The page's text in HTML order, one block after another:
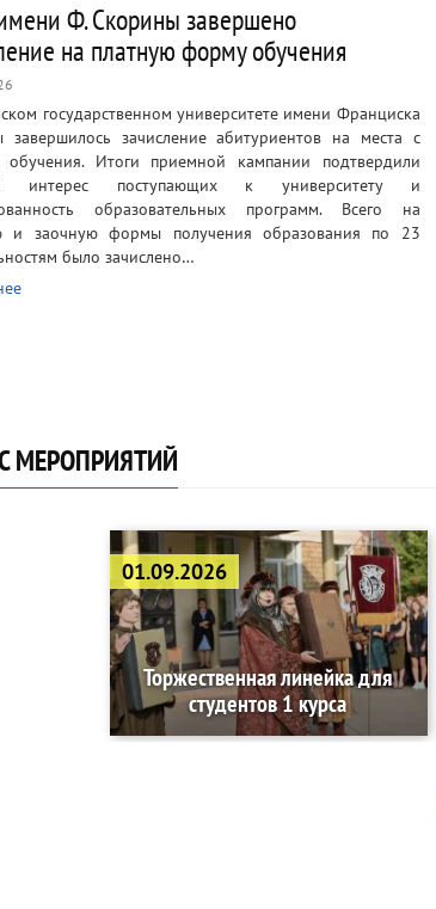
Ф. Скорины завершено
на платную форму обучения
государственном университете имени Франциска
завершилось зачисление абитуриентов на места с
обучения. Итоги приемной кампании подтвердили
интерес поступающих к университету и
образовательных программ. Всего на
и заочную формы получения образования по 23
было зачислено…
МЕРОПРИЯТИЙ
01.09.2026
Торжественная линейка для
студентов 1 курса